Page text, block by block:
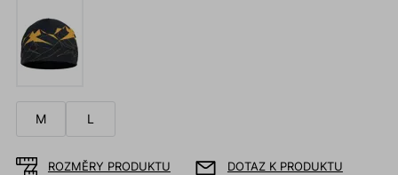
M L
ROZMĚRY PRODUKTU DOTAZ K PRODUKTU